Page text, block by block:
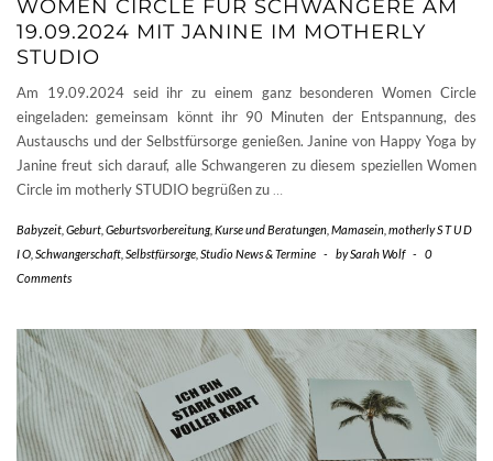
WOMEN CIRCLE FÜR SCHWANGERE AM
19.09.2024 MIT JANINE IM MOTHERLY
STUDIO
Am 19.09.2024 seid ihr zu einem ganz besonderen Women Circle
eingeladen: gemeinsam könnt ihr 90 Minuten der Entspannung, des
Austauschs und der Selbstfürsorge genießen. Janine von Happy Yoga by
Janine freut sich darauf, alle Schwangeren zu diesem speziellen Women
Circle im motherly STUDIO begrüßen zu
Babyzeit Geburt Geburtsvorbereitung, Kurse und Beratungen Mamasein motherly S T U D
I O Schwangerschaft Selbstfürsorge Studio News & Termine - bySarah Wolf -
0
Comments